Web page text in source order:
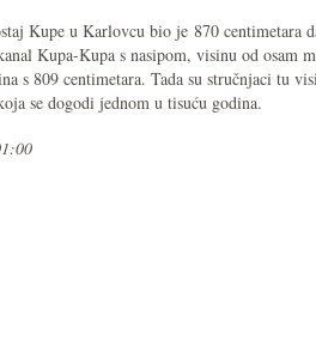
Kupe u Karlovcu bio je 870 centimetara
Kupa-Kupa s nasipom, visinu od osam
s 809 centimetara. Tada su stručnjaci tu
se dogodi jednom u tisuću godina.